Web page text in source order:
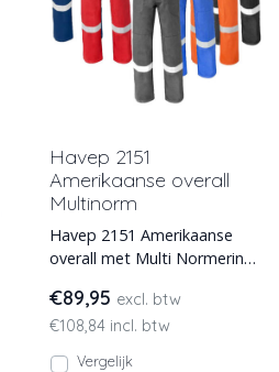
Havep 2151
Amerikaanse overall
Multinorm
Havep 2151 Amerikaanse
overall met Multi Normering
kleuren leverbaar.
€89,95 excl. btw
€108,84 incl. btw
Vergelijk